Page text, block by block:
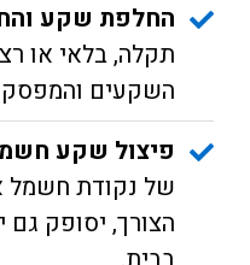
החלפת שקע
תקלה, בלאי או
השקעים
פיצול שקע
של נקודת חשמל
הצורך, יסופק גם